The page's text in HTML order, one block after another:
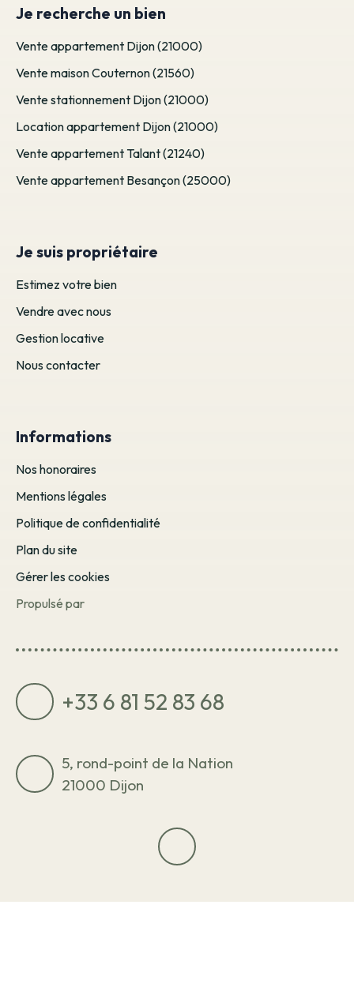
Je recherche un bien
Vente appartement Dijon (21000)
Vente maison Couternon (21560)
Vente stationnement Dijon (21000)
Location appartement Dijon (21000)
Vente appartement Talant (21240)
Vente appartement Besançon (25000)
Je suis propriétaire
Estimez votre bien
Vendre avec nous
Gestion locative
Nous contacter
Informations
Nos honoraires
Mentions légales
Politique de confidentialité
Plan du site
Gérer les cookies
Propulsé par
+33 6 81 52 83 68
5, rond-point de la Nation
21000 Dijon